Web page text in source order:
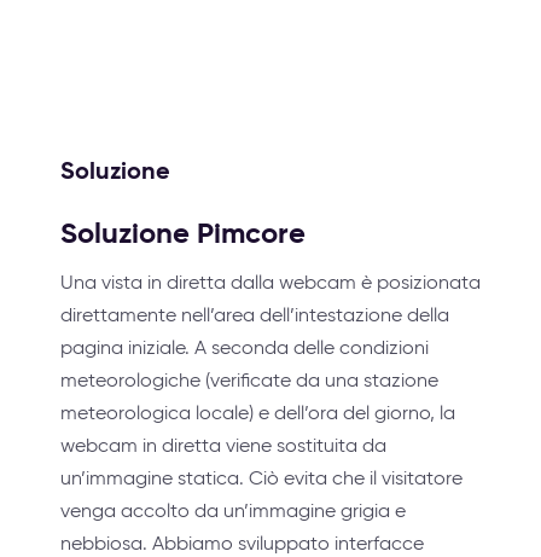
Soluzione
Soluzione Pimcore
Una vista in diretta dalla webcam è posizionata
direttamente nell’area dell’intestazione della
pagina iniziale. A seconda delle condizioni
meteorologiche (verificate da una stazione
meteorologica locale) e dell’ora del giorno, la
webcam in diretta viene sostituita da
un’immagine statica. Ciò evita che il visitatore
venga accolto da un’immagine grigia e
nebbiosa. Abbiamo sviluppato interfacce